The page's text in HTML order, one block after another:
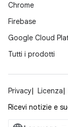
Chrome
Firebase
Google Cloud
Tutti i prodotti
Privacy Licenza
Ricevi notizie e